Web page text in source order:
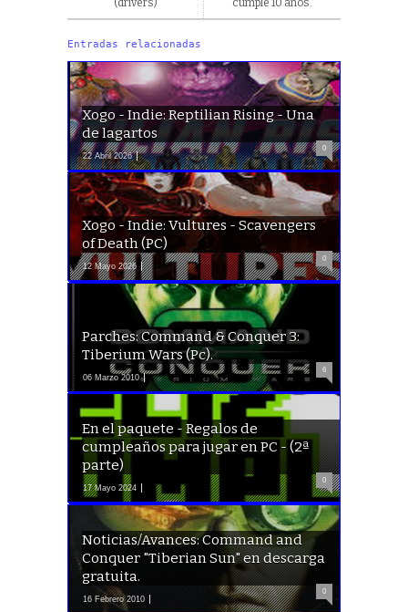
Entradas relacionadas
Xogo - Indie: Reptilian Rising - Una
de lagartos
22 Abril 2026
0
Xogo - Indie: Vultures - Scavengers
of Death (PC)
12 Mayo 2026
0
Parches: Command & Conquer 3:
Tiberium Wars (Pc).
06 Marzo 2010
6
En el paquete - Regalos de
cumpleaños para jugar en PC - (2ª
parte)
17 Mayo 2024
0
Noticias/Avances: Command and
Conquer "Tiberian Sun" en descarga
gratuita.
16 Febrero 2010
0